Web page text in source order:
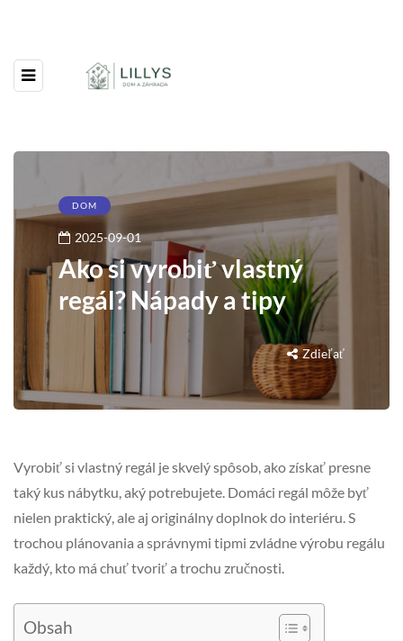
DOM
2025-09-01
Ako si vyrobiť vlastný
regál? Nápady a tipy
Zdieľať
Vyrobiť si vlastný regál je skvelý spôsob, ako získať presne
taký kus nábytku, aký potrebujete. Domáci regál môže byť
nielen praktický, ale aj originálny doplnok do interiéru. S
trochou plánovania a správnymi tipmi zvládne výrobu regálu
každý, kto má chuť tvoriť a trochu zručnosti.
Obsah